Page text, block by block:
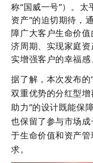
称“国威一号”）。
资产”的迫切期待，
障广大客户生命价
济周期、实现家庭
实增强客户的幸福感
据了解，本次发布
双重优势的分红型
助力”的设计既能保
也保留了参与市场
于生命价值和资产
求。